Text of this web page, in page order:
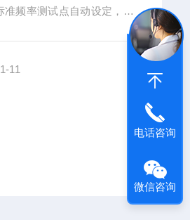
频率测试点自动设定，谐
使得调谐测试回路的残余电
11
电话咨询
微信咨询